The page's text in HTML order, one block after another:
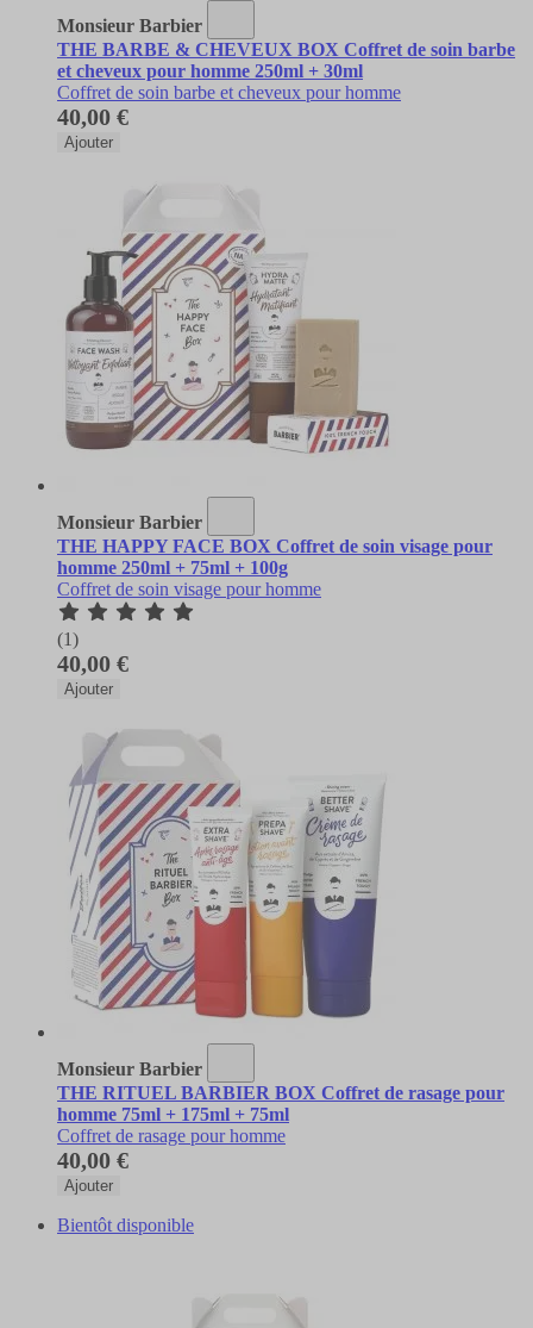
Monsieur Barbier
THE BARBE & CHEVEUX BOX Coffret de soin barbe
et cheveux pour homme 250ml + 30ml
Coffret de soin barbe et cheveux pour homme
40,00 €
Ajouter
Monsieur Barbier
THE HAPPY FACE BOX Coffret de soin visage pour
homme 250ml + 75ml + 100g
Coffret de soin visage pour homme
(1)
40,00 €
Ajouter
Monsieur Barbier
THE RITUEL BARBIER BOX Coffret de rasage pour
homme 75ml + 175ml + 75ml
Coffret de rasage pour homme
40,00 €
Ajouter
Bientôt disponible